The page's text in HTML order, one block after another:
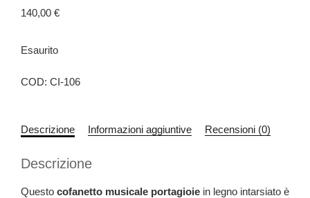
140,00 €
Esaurito
COD: CI-106
Descrizione Informazioni aggiuntive Recensioni (0)
Descrizione
Questo cofanetto musicale portagioie in legno intarsiato è